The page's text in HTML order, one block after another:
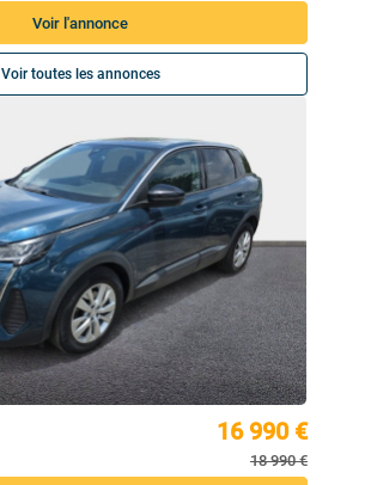
Voir l'annonce
Voir toutes les annonces
16 990 €
18 990 €